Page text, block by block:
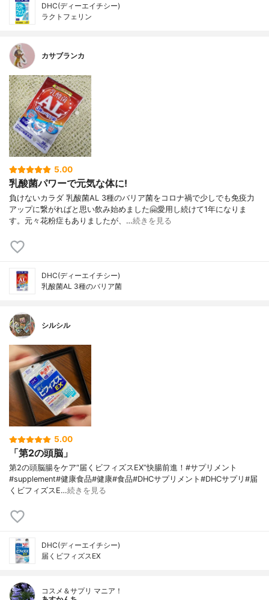
DHC(ディーエイチシー)
ラクトフェリン
カサブランカ
5.00
乳酸菌パワーで元気な体に!
負けないカラダ 乳酸菌AL 3種のバリア菌をコロナ禍で少しでも免疫力
アップに繋がればと思い飲み始めました🤗愛用し続けて1年になりま
す。元々花粉症もありましたが、…続きを見る
DHC(ディーエイチシー)
乳酸菌AL 3種のバリア菌
シルシル
5.00
「第2の頭脳」
第2の頭脳腸をケア“届くビフィズスEX”快腸前進！#サプリメント
#supplement#健康食品#健康#食品#DHCサプリメント#DHCサプリ#届
くビフィズスE…続きを見る
DHC(ディーエイチシー)
届くビフィズスEX
コスメ＆サプリ マニア！